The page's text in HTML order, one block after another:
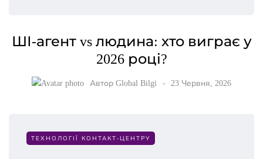
ШІ-агент vs людина: хто виграє у
2026 році?
Автор Global Bilgi 23 Червня, 2026
ТЕХНОЛОГІЇ КОНТАКТ-ЦЕНТРУ